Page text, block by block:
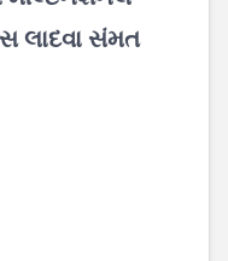
લાદવા સંમત